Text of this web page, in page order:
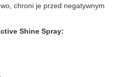
chroni je przed negatywnym
Shine Spray: